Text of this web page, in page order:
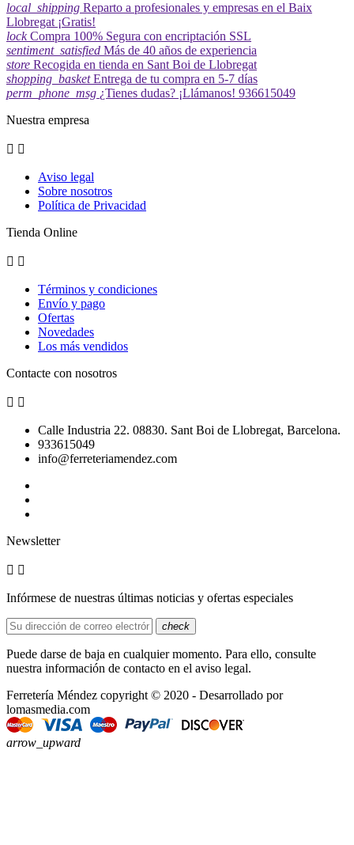
local_shipping Reparto a profesionales y empresas en el Baix
Llobregat ¡Gratis!
lock Compra 100% Segura con encriptación SSL
sentiment_satisfied Más de 40 años de experiencia
store Recogida en tienda en Sant Boi de Llobregat
shopping_basket Entrega de tu compra en 5-7 días
perm_phone_msg ¿Tienes dudas? ¡Llámanos! 936615049
Nuestra empresa
 
Aviso legal
Sobre nosotros
Política de Privacidad
Tienda Online
 
Términos y condiciones
Envío y pago
Ofertas
Novedades
Los más vendidos
Contacte con nosotros
 
Calle Industria 22. 08830. Sant Boi de Llobregat, Barcelona.
933615049
info@ferreteriamendez.com
Newsletter
 
Infórmese de nuestras últimas noticias y ofertas especiales
check
Puede darse de baja en cualquier momento. Para ello, consulte
nuestra información de contacto en el aviso legal.
Ferretería Méndez copyright © 2020 - Desarrollado por
lomasmedia.com
arrow_upward